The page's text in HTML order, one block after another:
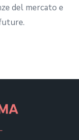
del mercato e